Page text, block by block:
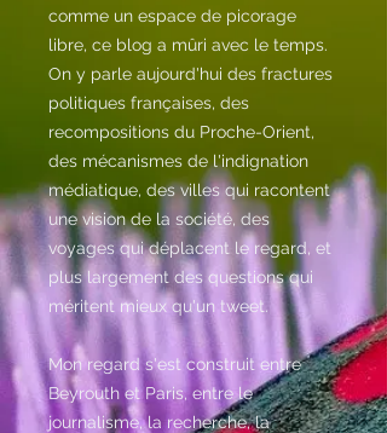
comme un espace de picorage
libre, ce blog a mûri avec le temps.
On y parle aujourd'hui des fractures
politiques françaises, des
recompositions du Proche-Orient,
des mécanismes de l'indignation
médiatique, des villes qui racontent
une vision de la société, des
voyages qui déplacent le regard, et
plus largement des questions qui
méritent mieux qu'un tweet.
Mon regard s'est construit entre
Beyrouth et Paris, entre le
journalisme, la recherche, la